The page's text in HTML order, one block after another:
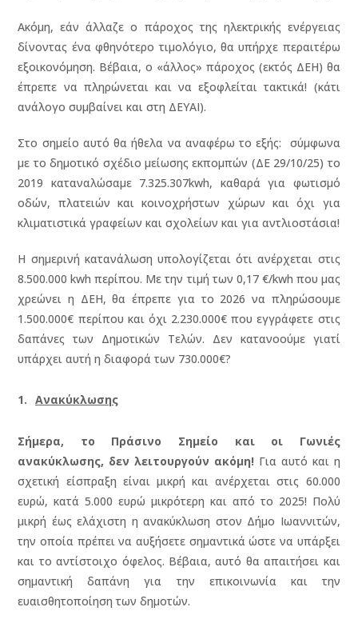
Ακόμη, εάν άλλαζε ο πάροχος της ηλεκτρικής ενέργειας
δίνοντας ένα φθηνότερο τιμολόγιο, θα υπήρχε περαιτέρω
εξοικονόμηση. Βέβαια, ο «άλλος» πάροχος (εκτός ΔΕΗ) θα
έπρεπε να πληρώνεται και να εξοφλείται τακτικά! (κάτι
ανάλογο συμβαίνει και στη ΔΕΥΑΙ).
Στο σημείο αυτό θα ήθελα να αναφέρω το εξής: σύμφωνα
με το δημοτικό σχέδιο μείωσης εκπομπών (ΔΕ 29/10/25) το
2019 καταναλώσαμε 7.325.307kwh, καθαρά για φωτισμό
οδών, πλατειών και κοινοχρήστων χώρων και όχι για
κλιματιστικά γραφείων και σχολείων και για αντλιοστάσια!
Η σημερινή κατανάλωση υπολογίζεται ότι ανέρχεται στις
8.500.000 kwh περίπου. Με την τιμή των 0,17 €/kwh που μας
χρεώνει η ΔΕΗ, θα έπρεπε για το 2026 να πληρώσουμε
1.500.000€ περίπου και όχι 2.230.000€ που εγγράφετε στις
δαπάνες των Δημοτικών Τελών. Δεν κατανοούμε γιατί
υπάρχει αυτή η διαφορά των 730.000€?
Ανακύκλωσης
Σήμερα, το Πράσινο Σημείο και οι Γωνιές
ανακύκλωσης, δεν λειτουργούν ακόμη! Για αυτό και η
σχετική είσπραξη είναι μικρή και ανέρχεται στις 60.000
ευρώ, κατά 5.000 ευρώ μικρότερη και από το 2025! Πολύ
μικρή έως ελάχιστη η ανακύκλωση στον Δήμο Ιωαννιτών,
την οποία πρέπει να αυξήσετε σημαντικά ώστε να υπάρξει
και το αντίστοιχο όφελος. Βέβαια, αυτό θα απαιτήσει και
σημαντική δαπάνη για την επικοινωνία και την
ευαισθητοποίηση των δημοτών.